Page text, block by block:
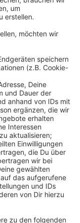
das Thema
Ziel war es
erstellen und
scrollen).